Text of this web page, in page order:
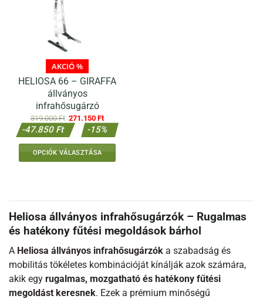
AKCIÓ %
HELIOSA 66 – GIRAFFA
állványos
infrahősugárzó
319.000Ft Original
price
was:
271.150FtCurrent
price
is:
-47.850 Ft -15%
OPCIÓK VÁLASZTÁSA
Heliosa állványos infrahősugárzók – Rugalmas
és hatékony fűtési megoldások bárhol
A Heliosa állványos infrahősugárzók a szabadság és
mobilitás tökéletes kombinációját kínálják azok számára,
akik egy rugalmas, mozgatható és hatékony fűtési
megoldást keresnek. Ezek a prémium minőségű